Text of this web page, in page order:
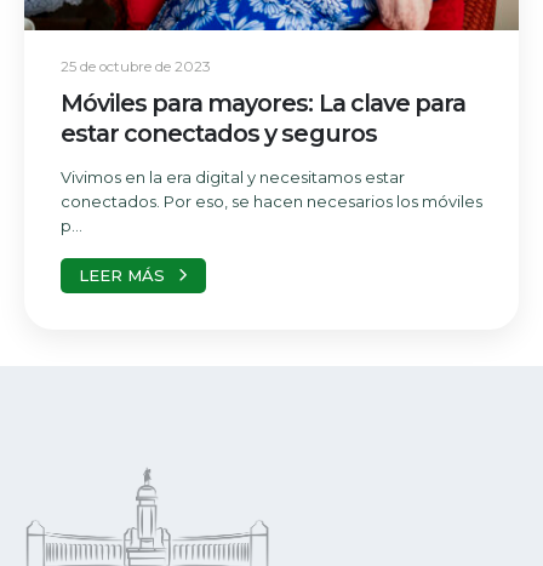
25 de octubre de 2023
Móviles para mayores: La clave para
estar conectados y seguros
Vivimos en la era digital y necesitamos estar
conectados. Por eso, se hacen necesarios los móviles
p...
LEER MÁS